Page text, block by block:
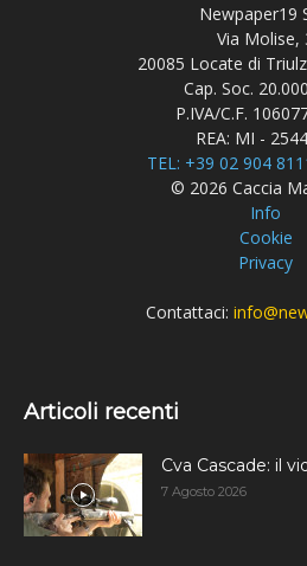
Newpaper19
Via Molise,
20085 Locate di
Cap. Soc.
P.IVA/C.F.
REA: MI -
TEL: +39 02 904
© 2026 Caccia
Info
Cookie
Privacy
Contattaci:
Articoli recenti
Cva Cascade: il
7 Agosto 2026